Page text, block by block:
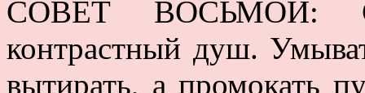
СОВЕТ ВОСЬМОЙ: С
контрастный душ.
вытирать, а промокать